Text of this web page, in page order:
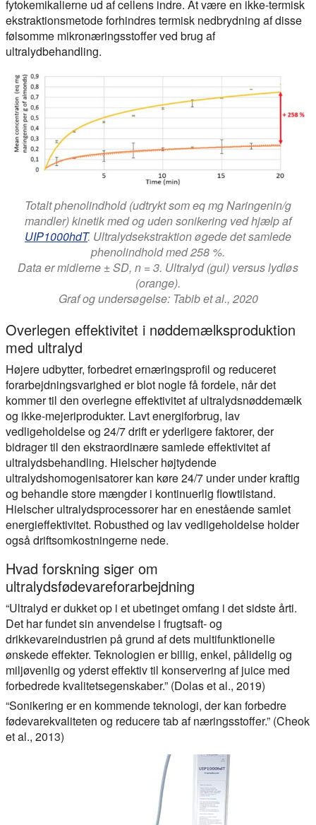
fytokemikalierne ud af cellens indre. At være en ikke-termisk
ekstraktionsmetode forhindres termisk nedbrydning af disse
følsomme mikronæringsstoffer ved brug af
ultralydbehandling.
Totalt phenolindhold (udtrykt som eq mg Naringenin/g
mandler) kinetik med og uden sonikering ved hjælp af
UIP1000hdT. Ultralydsekstraktion øgede det samlede
phenolindhold med 258 %.
Data er midlerne ± SD, n = 3. Ultralyd (gul) versus lydløs
(orange).
Graf og undersøgelse: Tabib et al., 2020
Overlegen effektivitet i nøddemælksproduktion
med ultralyd
Højere udbytter, forbedret ernæringsprofil og reduceret
forarbejdningsvarighed er blot nogle få fordele, når det
kommer til den overlegne effektivitet af ultralydsnøddemælk
og ikke-mejeriprodukter. Lavt energiforbrug, lav
vedligeholdelse og 24/7 drift er yderligere faktorer, der
bidrager til den ekstraordinære samlede effektivitet af
ultralydsbehandling. Hielscher højtydende
ultralydshomogenisatorer kan køre 24/7 under under kraftig
og behandle store mængder i kontinuerlig flowtilstand.
Hielscher ultralydsprocessorer har en enestående samlet
energieffektivitet. Robusthed og lav vedligeholdelse holder
også driftsomkostningerne nede.
Hvad forskning siger om
ultralydsfødevareforarbejdning
“Ultralyd er dukket op i et ubetinget omfang i det sidste årti.
Det har fundet sin anvendelse i frugtsaft- og
drikkevareindustrien på grund af dets multifunktionelle
ønskede effekter. Teknologien er billig, enkel, pålidelig og
miljøvenlig og yderst effektiv til konservering af juice med
forbedrede kvalitetsegenskaber.” (Dolas et al., 2019)
“Sonikering er en kommende teknologi, der kan forbedre
fødevarekvaliteten og reducere tab af næringsstoffer.” (Cheok
et al., 2013)